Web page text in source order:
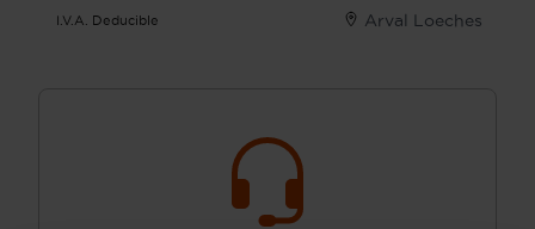
I.V.A. Deducible Arval Loeches